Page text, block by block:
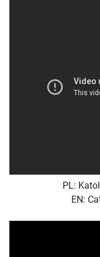
PL:
EN: